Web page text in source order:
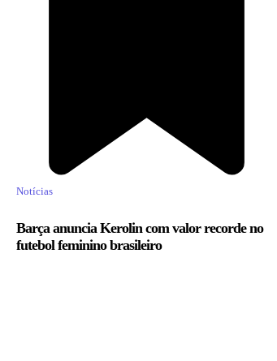
Notícias
Barça anuncia Kerolin com valor recorde no
futebol feminino brasileiro